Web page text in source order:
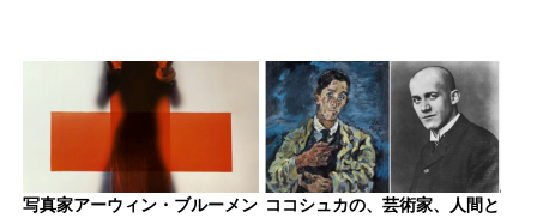
写真家アーウィン・ブルーメン ココシュカの、芸術家、人間と